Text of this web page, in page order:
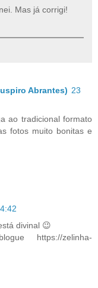
Mas já corrigi!
Abrantes) 23
ao tradicional formato
fotos muito bonitas e
divinal 😉
https://zelinha-